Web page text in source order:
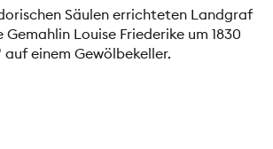
Säulen errichteten Landgraf
Louise Friederike um 1830
auf einem Gewölbekeller.